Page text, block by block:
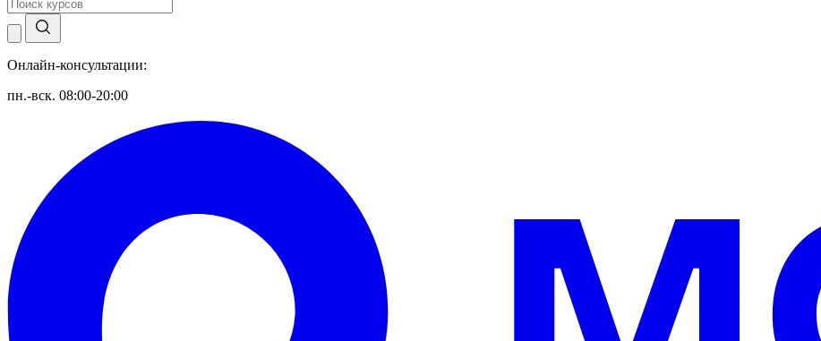
Онлайн-консультации:
пн.-вск. 08:00-20:00